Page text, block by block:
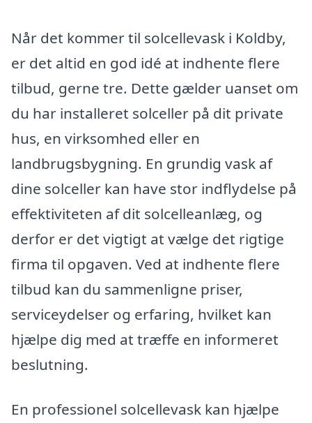
Når det kommer til solcellevask i Koldby,
er det altid en god idé at indhente flere
tilbud, gerne tre. Dette gælder uanset om
du har installeret solceller på dit private
hus, en virksomhed eller en
landbrugsbygning. En grundig vask af
dine solceller kan have stor indflydelse på
effektiviteten af dit solcelleanlæg, og
derfor er det vigtigt at vælge det rigtige
firma til opgaven. Ved at indhente flere
tilbud kan du sammenligne priser,
serviceydelser og erfaring, hvilket kan
hjælpe dig med at træffe en informeret
beslutning.
En professionel solcellevask kan hjælpe